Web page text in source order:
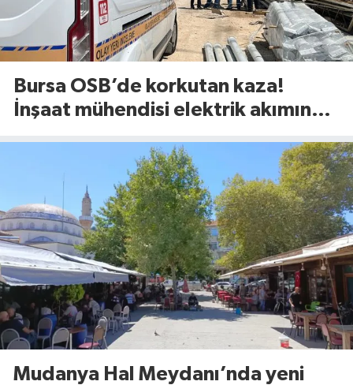
Bursa OSB’de korkutan kaza!
İnşaat mühendisi elektrik akımına
Mudanya Hal Meydanı’nda yeni